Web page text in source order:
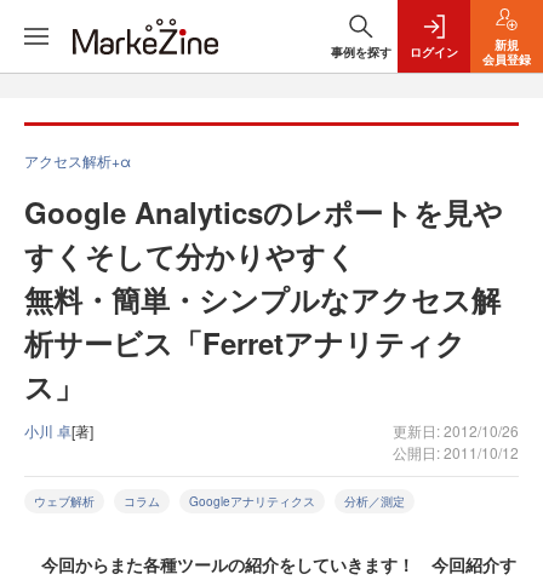
事例を探す ログイン
新規
会員登録
アクセス解析+α
Google Analyticsのレポートを見や
すくそして分かりやすく
無料・簡単・シンプルなアクセス解
析サービス「Ferretアナリティク
ス」
小川 卓[著]
更新日: 2012/10/26
公開日: 2011/10/12
ウェブ解析 コラム Googleアナリティクス 分析／測定
今回からまた各種ツールの紹介をしていきます！ 今回紹介す